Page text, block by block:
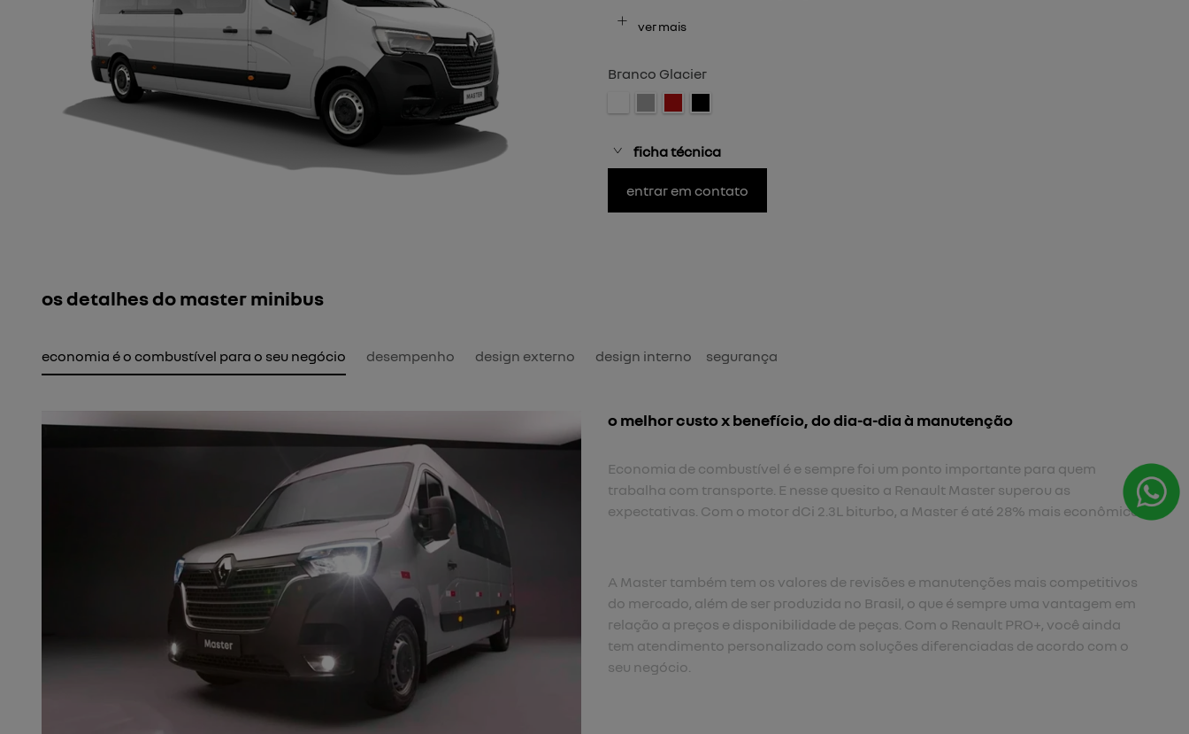
ver mais
Branco Glacier
ficha técnica
entrar em contato
os detalhes do master minibus
economia é o combustível para o seu negócio desempenho design externo design interno segurança
o melhor custo x benefício, do dia-a-dia à manutenção
Economia de combustível é e sempre foi um ponto importante para quem
trabalha com transporte. E nesse quesito a Renault Master superou as
expectativas. Com o motor dCi 2.3L biturbo, a Master é até 28% mais econômica.​
A Master também tem os valores de revisões e manutenções mais competitivos
do mercado, além de ser produzida no Brasil, o que é sempre uma vantagem em
relação a preços e disponibilidade de peças. Com o Renault PRO+, você ainda
tem atendimento personalizado com soluções diferenciadas de acordo com o
seu negócio.